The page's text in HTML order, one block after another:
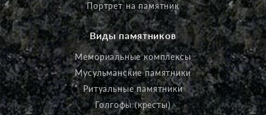
Портрет на памятник
Виды памятников
Мемориальные комплексы
Мусульманские памятники
Ритуальные памятники
Голгофы (кресты)